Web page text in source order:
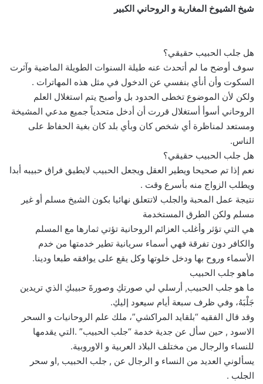
شيخ الشيوخ المغاربة و الروحاني الكبير
هل جلب الحبيب حقيقي؟
سوف أوضح ما لم أتحدث عنه طيلة السنوات الطويلة الماضية وآثرت
السكوت وأن أنأي بنفسي عن الدخول في مثل هذه المهاترات .
ولكن لأن الموضوع تخطى الحدود بل وأصبح يتم استغلال العلم
الروحاني أسوأ أستغلال قررت أن أدخل متحدياً جميع مدعي المشيخة
ومستعد لمناظرة أي شخص كان وبأي بلد كان بغية الحفاظ على
الناس.
هل جلب الحبيب حقيقي؟
نعم إذا تم صحيحا ويطير العقل ويجعل الحبيب لايطيق فراق حبيبه أبدا
ويطلب الزواج منه بأسرع وقت .
نتيجة عمل المحبة والجلب لاتتعلق نهائيا بكون الشيخ مسلم أو غير
مسلم ولكن الطرق المستخدمة
هي التي تؤثر وأغلب العزائم الروحانية تؤتي ثمارها مع المسلم
والكافر دون تفرقة فهي أسماء سريانية تطير خدمتها من خدم
الأسماء وروح بها ودخل خلوتها وكل يقع على يوافقه طبعا ودينا.
ماهو جلب الحبيب
ما هو جلب الحبيب, أرسلي لي صورتكِ وصورةَ حبيبكِ الذي تريدين
جَلْبَهُ، وفي ظرف سبعة أيام سيعود إليكِ.
وقد قال الفقيه “بلقايد المراكشي”، ملك علم الروحانيات و السحر
الاسود , حين سأل عن جدية خدمة “جلب الحبيب” .التي يقدمها
للنساء والرجال من مختلف البلاد العربية و الاوروبية.
يسألوني العديد من النساء و الرجال عن , جلب الحبيب ,او سحر
الجلب .